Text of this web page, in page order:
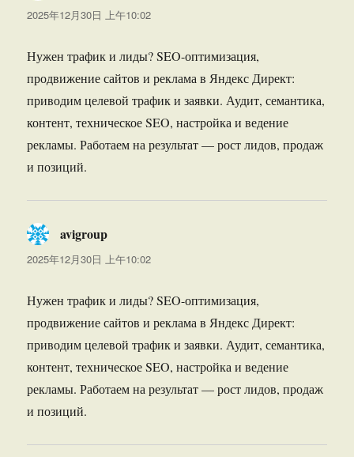
道：
2025年12月30日 上午10:02
Нужен трафик и лиды? SEO-оптимизация,
продвижение сайтов и реклама в Яндекс Директ:
приводим целевой трафик и заявки. Аудит, семантика,
контент, техническое SEO, настройка и ведение
рекламы. Работаем на результат — рост лидов, продаж
и позиций.
avigroup
道：
2025年12月30日 上午10:02
Нужен трафик и лиды? SEO-оптимизация,
продвижение сайтов и реклама в Яндекс Директ:
приводим целевой трафик и заявки. Аудит, семантика,
контент, техническое SEO, настройка и ведение
рекламы. Работаем на результат — рост лидов, продаж
и позиций.